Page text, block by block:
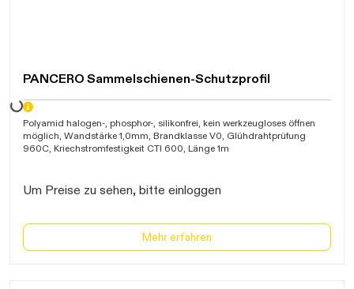
PANCERO Sammelschienen-Schutzprofil
Daten werden geladen. Bitte warten...
Polyamid halogen-, phosphor-, silikonfrei, kein werkzeugloses öffnen
möglich, Wandstärke 1,0mm, Brandklasse V0, Glühdrahtprüfung
960C, Kriechstromfestigkeit CTI 600, Länge 1m
Um Preise zu sehen, bitte einloggen
Mehr erfahren